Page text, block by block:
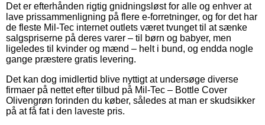
Det er efterhånden rigtig gnidningsløst for alle og enhver at
lave prissammenligning på flere e-forretninger, og for det har
de fleste Mil-Tec internet outlets været tvunget til at sænke
salgspriserne på deres varer – til børn og babyer, men
ligeledes til kvinder og mænd – helt i bund, og endda nogle
gange præstere gratis levering.
Det kan dog imidlertid blive nyttigt at undersøge diverse
firmaer på nettet efter tilbud på Mil-Tec – Bottle Cover
Olivengrøn forinden du køber, således at man er skudsikker
på at få fat i den laveste pris.